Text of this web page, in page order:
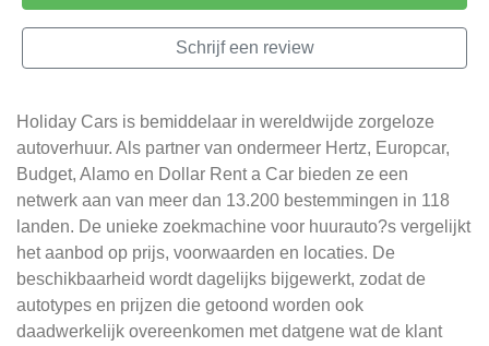
Schrijf een review
Holiday Cars is bemiddelaar in wereldwijde zorgeloze
autoverhuur. Als partner van ondermeer Hertz, Europcar,
Budget, Alamo en Dollar Rent a Car bieden ze een
netwerk aan van meer dan 13.200 bestemmingen in 118
landen. De unieke zoekmachine voor huurauto?s vergelijkt
het aanbod op prijs, voorwaarden en locaties. De
beschikbaarheid wordt dagelijks bijgewerkt, zodat de
autotypes en prijzen die getoond worden ook
daadwerkelijk overeenkomen met datgene wat de klant